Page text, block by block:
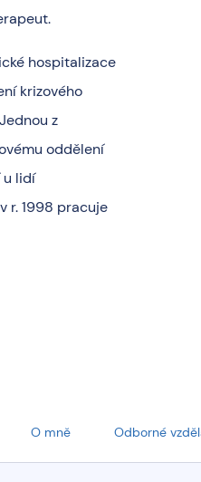
hospitalizace
krizového
z
oddělení
u lidí
r. 1998 pracuje
O mně Odborné